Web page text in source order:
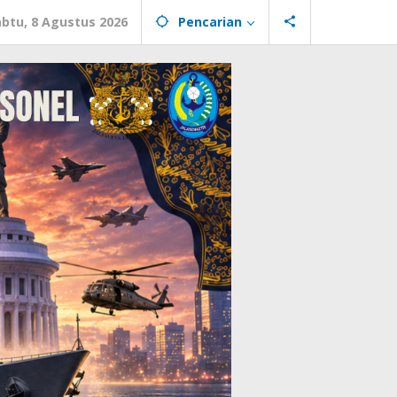
8 Agustus 2026 Pencarian